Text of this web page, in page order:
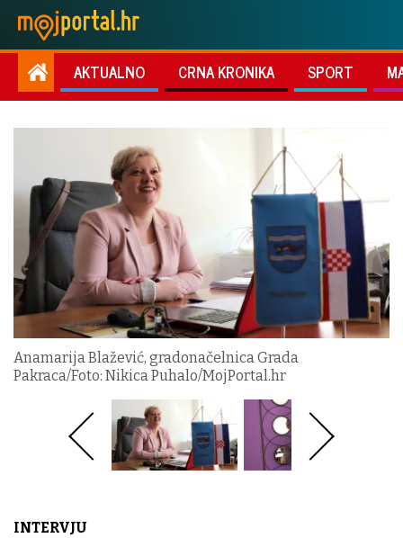
AKTUALNO CRNA KRONIKA SPORT
Anamarija Blažević, gradonačelnica Grada
Pakraca/Foto: Nikica Puhalo/MojPortal.hr
INTERVJU